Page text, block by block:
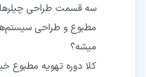
سه قسمت طراحی
مطبوع و طراحی
کلا دوره تهویه مطبوع